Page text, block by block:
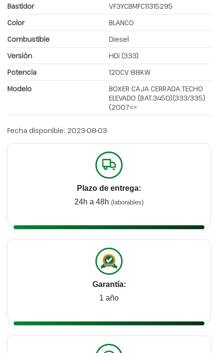
Bastidor
VF3YCBMFC11315295
Color
BLANCO
Combustible
Diesel
Versión
HDi (333)
Potencia
120CV 88KW
Modelo
BOXER CAJA CERRADA TECHO
ELEVADO (BAT.3450)(333/335)
(2007=>
Fecha disponible: 2023-08-03
Plazo de entrega:
24h a 48h (laborables)
Garantía:
1 año